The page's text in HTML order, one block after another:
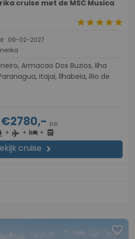
cruise met de MSC Musica
starstarstarstarstar
09-02-2027
Itajai, Ilhabela, Rio de
€2780,- p.p.
+ flight + hotel+ directions_bus
cruise chevron_right
favorite